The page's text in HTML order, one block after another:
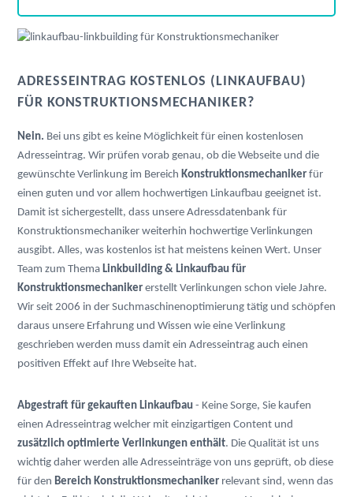
ADRESSEINTRAG KOSTENLOS (LINKAUFBAU)
FÜR KONSTRUKTIONSMECHANIKER?
Nein. Bei uns gibt es keine Möglichkeit für einen kostenlosen
Adresseintrag. Wir prüfen vorab genau, ob die Webseite und die
gewünschte Verlinkung im Bereich Konstruktionsmechaniker für
einen guten und vor allem hochwertigen Linkaufbau geeignet ist.
Damit ist sichergestellt, dass unsere Adressdatenbank für
Konstruktionsmechaniker weiterhin hochwertige Verlinkungen
ausgibt. Alles, was kostenlos ist hat meistens keinen Wert. Unser
Team zum Thema Linkbuilding & Linkaufbau für
Konstruktionsmechaniker erstellt Verlinkungen schon viele Jahre.
Wir seit 2006 in der Suchmaschinenoptimierung tätig und schöpfen
daraus unsere Erfahrung und Wissen wie eine Verlinkung
geschrieben werden muss damit ein Adresseintrag auch einen
positiven Effekt auf Ihre Webseite hat.
Abgestraft für gekauften Linkaufbau - Keine Sorge, Sie kaufen
einen Adresseintrag welcher mit einzigartigen Content und
zusätzlich optimierte Verlinkungen enthält. Die Qualität ist uns
wichtig daher werden alle Adresseinträge von uns geprüft, ob diese
für den Bereich Konstruktionsmechaniker relevant sind, wenn das